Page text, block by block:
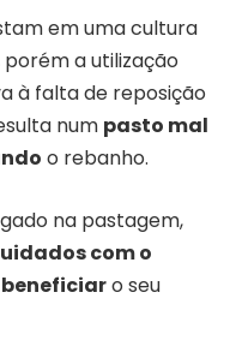
em uma cultura
porém a utilização
à falta de reposição
num pasto mal
o rebanho.
na pastagem,
com o
beneficiaro seu